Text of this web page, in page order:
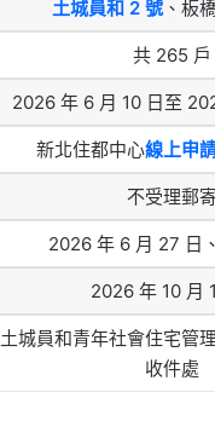
土城員和 2 號、板
共 265 戶
2026 年 6 月 10 日至
新北住都中心線上申
不受理郵
2026 年 6 月 27 日
2026 年 10 月
土城員和青年社會住宅管
收件處